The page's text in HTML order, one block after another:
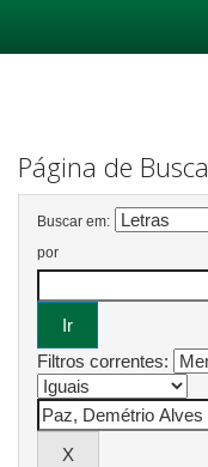
Página de Busca
Buscar em:
por
Filtros correntes: